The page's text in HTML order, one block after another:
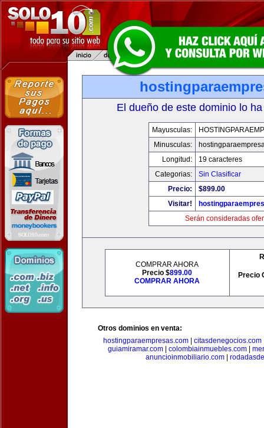
El dueño de este dominio lo
Mayusculas:
Minusculas:
Longitud:
19 caracteres
Categorias:
Sin Clasificar
Precio:
$899.00
Visitar!
Serán consideradas
COMPRAR AHORA
Precio $899.00
COMPRAR AHORA
Precio
Otros dominios en venta:
hostingparaempresas.com| citasdenegocios.com
guiamiramar.com| colombiainmuebles.com|
anuncioinmobiliario.com